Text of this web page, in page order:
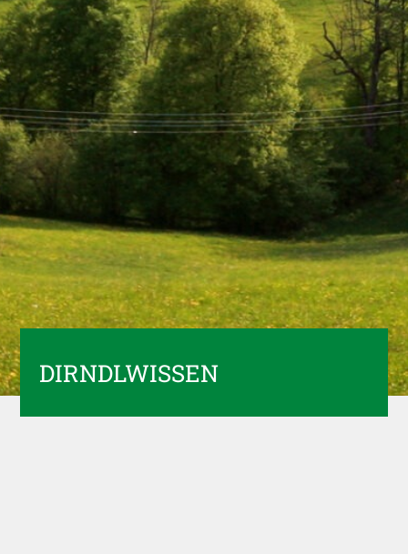
DIRNDLWISSEN